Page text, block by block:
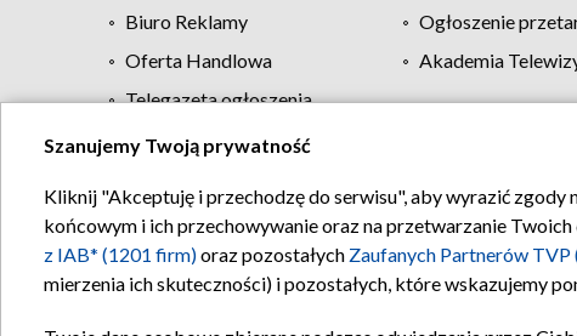
Biuro Reklamy
Ogłoszenie
Oferta Handlowa
Akademia
Telegazeta ogłoszenia
Regulamin TVP
Szanujemy Twoją prywatność
Kliknij "Akceptuję i przechodzę do serwisu", aby wyrazić
końcowym i ich przechowywanie oraz na przetwarzanie
z IAB* (1201 firm)oraz pozostałych Zaufanych Partnerów
mierzenia ich skuteczności) i pozostałych, które wskazujemy